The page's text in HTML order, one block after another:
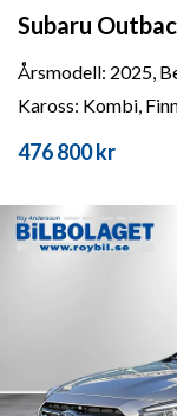
Subaru
Årsmodell: 2025,
Kaross: Kombi,
476 800 kr